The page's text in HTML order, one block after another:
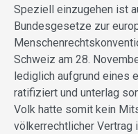
Speziell einzugehen ist
Bundesgesetze zur
Schweiz am 28.
lediglich aufgrund eines
ratifiziert und unterlag
Volk hatte somit kein
völkerrechtlicher Vertrag